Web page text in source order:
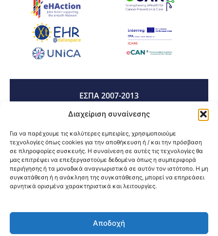
Διαχείριση συναίνεσης
Για να παρέχουμε τις καλύτερες εμπειρίες, χρησιμοποιούμε
τεχνολογίες όπως cookies για την αποθήκευση ή / και την πρόσβαση
σε πληροφορίες συσκευής. Η συναίνεση σε αυτές τις τεχνολογίες θα
μας επιτρέψει να επεξεργαστούμε δεδομένα όπως η συμπεριφορά
περιήγησης ή τα μοναδικά αναγνωριστικά σε αυτόν τον ιστότοπο. Η μη
συγκατάθεση ή η ανάκληση της συγκατάθεσης, μπορεί να επηρεάσει
αρνητικά ορισμένα χαρακτηριστικά και λειτουργίες.
Αποδοχή
ΕΣΠΑ 2007-2013
ΕΣΠΑ 2014-2020
ΕΣΠΑ 2021-2027
@2026 3ype.gr All rights reserved